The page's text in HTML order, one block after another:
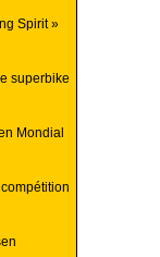
Spirit »
superbike
Mondial